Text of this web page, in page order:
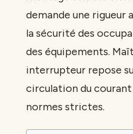
demande une rigueur
la sécurité des
des équipements.
interrupteur repose
circulation du
normes strictes.